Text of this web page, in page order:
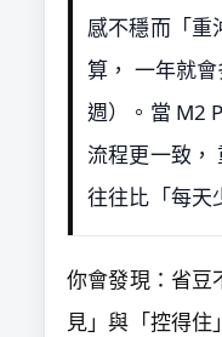
感不穩而「重
算， 一年就
週）。當 M2
流程更一致，
往往比「每天
你會發現：省豆
見」與「控得住